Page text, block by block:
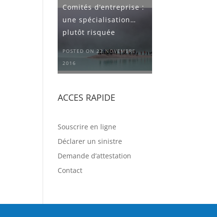
Comités d’entreprise :
une spécialisation…
plutôt risquée
POSTED ON 22 NOVEMBRE
2016
ACCES RAPIDE
Souscrire en ligne
Déclarer un sinistre
Demande d’attestation
Contact